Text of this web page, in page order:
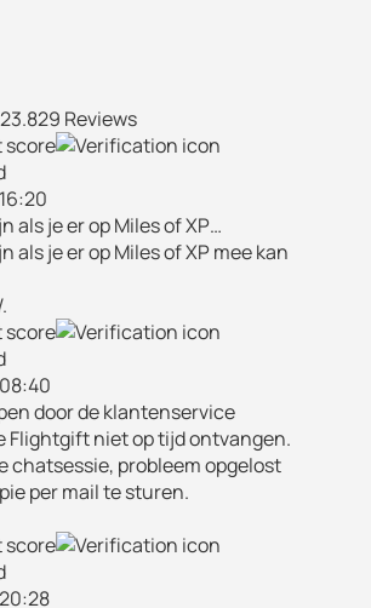
Reviews
als je er op Miles of XP…
als je er op Miles of XP mee kan
door de klantenservice
Flightgift niet op tijd ontvangen.
chatsessie, probleem opgelost
per mail te sturen.